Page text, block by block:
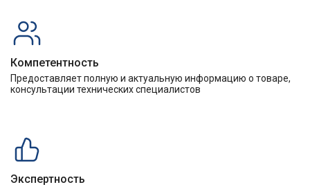
Компетентность
Предоставляет полную и актуальную информацию о товаре,
консультации технических специалистов
Экспертность